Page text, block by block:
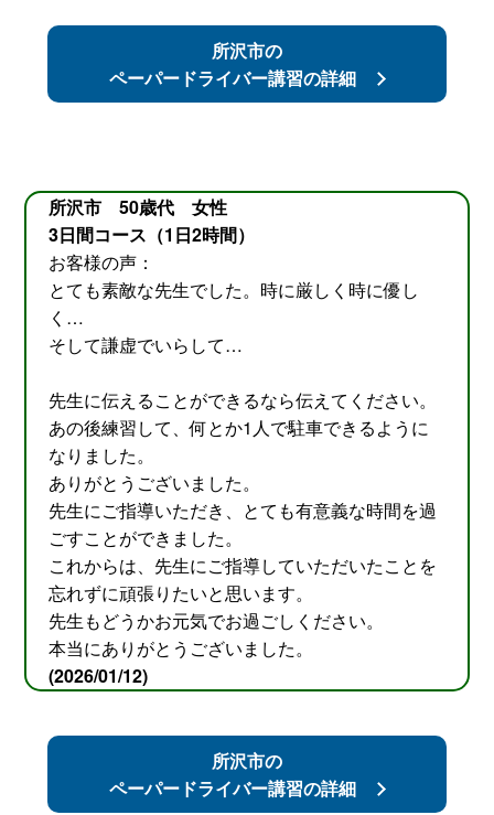
所沢市の
ペーパードライバー講習の詳細
所沢市 50歳代 女性
3日間コース（1日2時間）
お客様の声：
とても素敵な先生でした。時に厳しく時に優し
く…
そして謙虚でいらして…
先生に伝えることができるなら伝えてください。
あの後練習して、何とか1人で駐車できるように
なりました。
ありがとうございました。
先生にご指導いただき、とても有意義な時間を過
ごすことができました。
これからは、先生にご指導していただいたことを
忘れずに頑張りたいと思います。
先生もどうかお元気でお過ごしください。
本当にありがとうございました。
(2026/01/12)
所沢市の
ペーパードライバー講習の詳細